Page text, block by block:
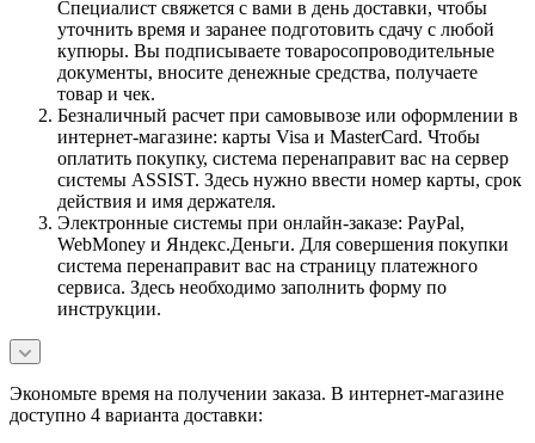
Специалист свяжется с вами в день доставки, чтобы
уточнить время и заранее подготовить сдачу с любой
купюры. Вы подписываете товаросопроводительные
документы, вносите денежные средства, получаете
товар и чек.
Безналичный расчет при самовывозе или оформлении в
интернет-магазине: карты Visa и MasterCard. Чтобы
оплатить покупку, система перенаправит вас на сервер
системы ASSIST. Здесь нужно ввести номер карты, срок
действия и имя держателя.
Электронные системы при онлайн-заказе: PayPal,
WebMoney и Яндекс.Деньги. Для совершения покупки
система перенаправит вас на страницу платежного
сервиса. Здесь необходимо заполнить форму по
инструкции.
Экономьте время на получении заказа. В интернет-магазине
доступно 4 варианта доставки: